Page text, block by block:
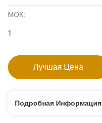
МОК:
1
Лучшая Цена
Подробная Информация